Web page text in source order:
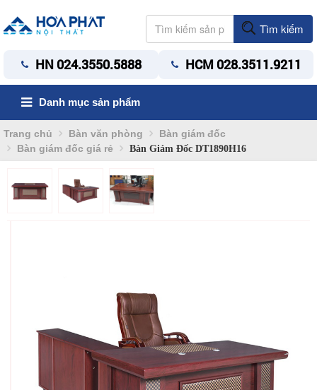
Tìm kiếm
HN 024.3550.5888 HCM 028.3511.9211
Danh mục sản phẩm
Trang chủ Bàn văn phòng
Bàn giám đốc
Bàn giám đốc giá rẻ
Bàn Giám Đốc DT1890H16